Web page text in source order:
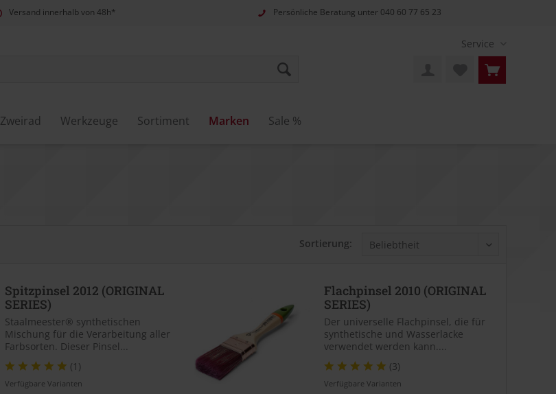
Versand innerhalb von 48h* Persönliche Beratung unter 040 60 77 65 23
Service
Zweirad Werkzeuge Sortiment Marken Sale %
Sortierung:
Spitzpinsel 2012 (ORIGINAL
SERIES)
Staalmeester® synthetischen
Mischung für die Verarbeitung aller
Farbsorten. Dieser Pinsel...
(1)
Verfügbare Varianten
Flachpinsel 2010 (ORIGINAL
SERIES)
Der universelle Flachpinsel, die für
synthetische und Wasserlacke
verwendet werden kann....
(3)
Verfügbare Varianten